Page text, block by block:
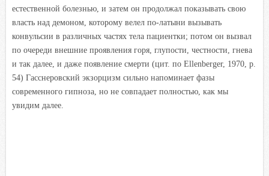
естественной болезнью, и затем он продолжал показывать свою
власть над демоном, которому велел по-латыни вызывать
конвульсии в различных частях тела пациентки; потом он вызвал
по очереди внешние проявления горя, глупости, честности, гнева
и так далее, и даже появление смерти (цит. по Ellenberger, 1970, р.
54) Гасснеровский экзорцизм сильно напоминает фазы
современного гипноза, но не совпадает полностью, как мы
увидим далее.